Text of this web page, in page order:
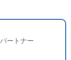
ートナー